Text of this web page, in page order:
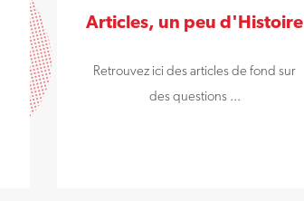
Articles, un peu d'Histoire
Retrouvez ici des articles de fond sur
des questions ...